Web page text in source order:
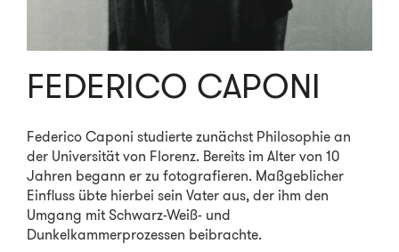
FEDERICO CAPONI
Federico Caponi studierte zunächst Philosophie an
der Universität von Florenz. Bereits im Alter von 10
Jahren begann er zu fotografieren. Maßgeblicher
Einfluss übte hierbei sein Vater aus, der ihm den
Umgang mit Schwarz-Weiß- und
Dunkelkammerprozessen beibrachte.